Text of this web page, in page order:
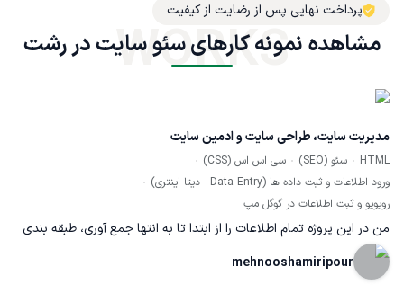
پرداخت نهایی پس از رضایت از کیفیت
مشاهده نمونه کارهای سئو سایت در رشت
WORKS
مدیریت سایت، طراحی سایت و ادمین سایت
HTML سئو (SEO)
سی اس اس (CSS)
ورود اطلاعات و ثبت داده ها (Data Entry - دیتا اینتری)
رویویو و ثبت اطلاعات در گوگل مپ
من در این پروژه تمام اطلاعات را از ابتدا تا به انتها جمع آوری، طبقه بندی
و تحلیل کردم، ورود اطلاعات و فرمول نویسی و ویرایش و طراحی تصاویر
mehnooshamiripour